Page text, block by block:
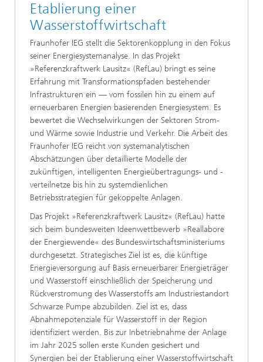
Etablierung einer
Wasserstoffwirtschaft
Fraunhofer IEG stellt die Sektorenkopplung in den Fokus
seiner Energiesystemanalyse. In das Projekt
»Referenzkraftwerk Lausitz« (RefLau) bringt es seine
Erfahrung mit Transformationspfaden bestehender
Infrastrukturen ein — vom fossilen hin zu einem auf
erneuerbaren Energien basierenden Energiesystem. Es
bewertet die Wechselwirkungen der Sektoren Strom-
und Wärme sowie Industrie und Verkehr. Die Arbeit des
Fraunhofer IEG reicht von systemanalytischen
Abschätzungen über detaillierte Modelle der
zukünftigen, intelligenten Energieübertragungs- und -
verteilnetze bis hin zu systemdienlichen
Betriebsstrategien für gekoppelte Anlagen.
Das Projekt »Referenzkraftwerk Lausitz« (RefLau) hatte
sich beim bundesweiten Ideenwettbewerb »Reallabore
der Energiewende« des Bundeswirtschaftsministeriums
durchgesetzt. Strategisches Ziel ist es, die künftige
Energieversorgung auf Basis erneuerbarer Energieträger
und Wasserstoff einschließlich der Speicherung und
Rückverstromung des Wasserstoffs am Industriestandort
Schwarze Pumpe abzubilden. Ziel ist es, dass
Abnahmepotenziale für Wasserstoff in der Region
identifiziert werden. Bis zur Inbetriebnahme der Anlage
im Jahr 2025 sollen erste Kunden gesichert und
Synergien bei der Etablierung einer Wasserstoffwirtschaft